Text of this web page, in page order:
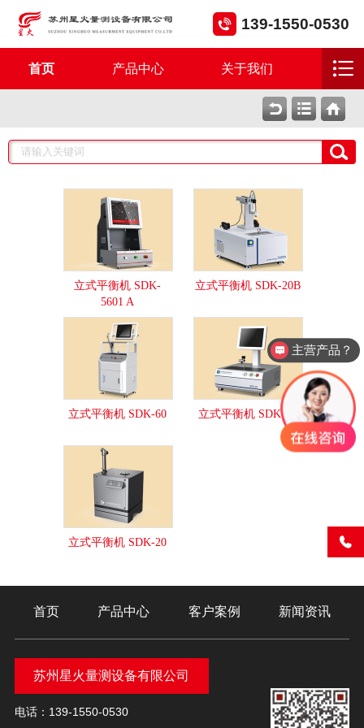
139-1550-0530
首页 产品中心 关于我们
立式平衡机 SDK-
5601 A
立式平衡机 SDK-20B
立式平衡机 SDK-60 立式平衡机 SDK-40
立式平衡机 SDK-20
首页 产品中心 客户案例 新闻资讯
苏州星火量测设备有限公司
电话：139-1550-0530
主营产品？